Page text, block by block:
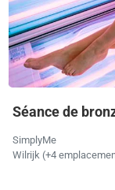
Séance de
SimplyMe
Wilrijk (+4